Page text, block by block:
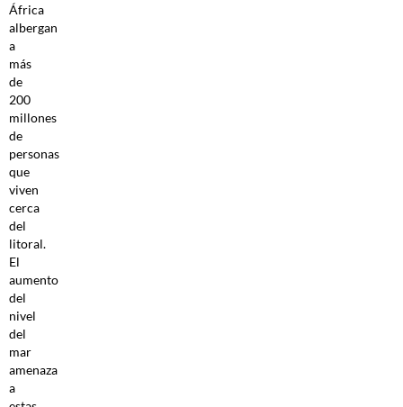
África
albergan
a
más
de
200
millones
de
personas
que
viven
cerca
del
litoral.
El
aumento
del
nivel
del
mar
amenaza
a